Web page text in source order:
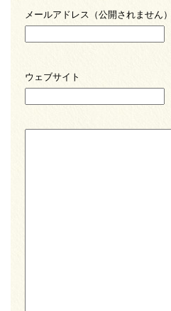
メールアドレス（公開されません）
ウェブサイト